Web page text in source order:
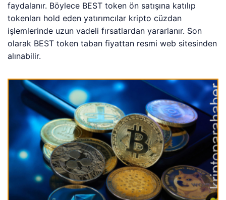
faydalanır. Böylece BEST token ön satışına katılıp
tokenları hold eden yatırımcılar kripto cüzdan
işlemlerinde uzun vadeli fırsatlardan yararlanır. Son
olarak BEST token taban fiyattan resmi web sitesinden
alınabilir.